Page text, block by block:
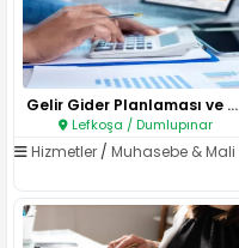
Gelir Gider Planlaması ve Mali..
Lefkoşa / Dumlupınar
Hizmetler / Muhasebe & Mali Müşavirlik